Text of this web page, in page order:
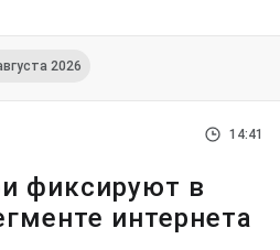
2026
14:41
фиксируют в
интернета